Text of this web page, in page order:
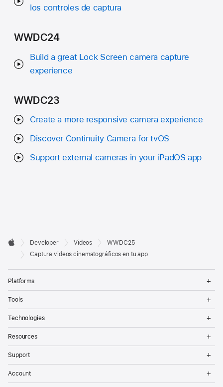
los controles de captura
WWDC24
Build a great Lock Screen camera capture
experience
WWDC23
Create a more responsive camera experience
Discover Continuity Camera for tvOS
Support external cameras in your iPadOS app
Developer
Footer

Apple
Developer Videos
WWDC25
Captura videos cinematográficos en tu app
Platforms
Tools
Technologies
Resources
Support
Account